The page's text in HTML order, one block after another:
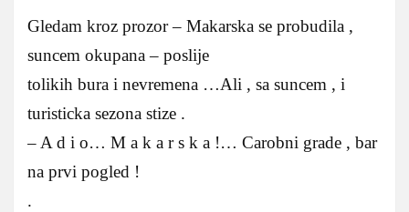
Gledam kroz prozor – Makarska se probudila ,
suncem okupana – poslije
tolikih bura i nevremena …Ali , sa suncem , i
turisticka sezona stize .
– A d i o… M a k a r s k a !… Carobni grade , bar
na prvi pogled !
.